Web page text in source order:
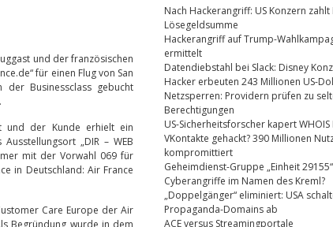
und der französischen
für einen Flug von San
Businessclass gebucht
und der Kunde erhielt ein
„DIR – WEB
mit der Vorwahl 069 für
in Deutschland: Air France
Care Europe der Air
Begründung wurde in dem
Nach Hackerangriff: US Konzern zahlt
Lösegeldsumme
Hackerangriff auf Trump-
ermittelt
Datendiebstahl bei Slack: Disney
Hacker erbeuten 243 Millionen US-
Netzsperren: Providern prüfen zu
Berechtigungen
US-Sicherheitsforscher kapert WHOIS
VKontakte gehackt? 390 Millionen
kompromittiert
Geheimdienst-Gruppe „Einheit
Cyberangriffe im Namen des Kreml?
„Doppelgänger“ eliminiert: USA
Propaganda-Domains ab
ACE versus Streamingportale